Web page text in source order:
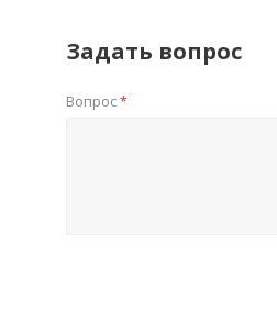
Задать вопрос
Вопрос*